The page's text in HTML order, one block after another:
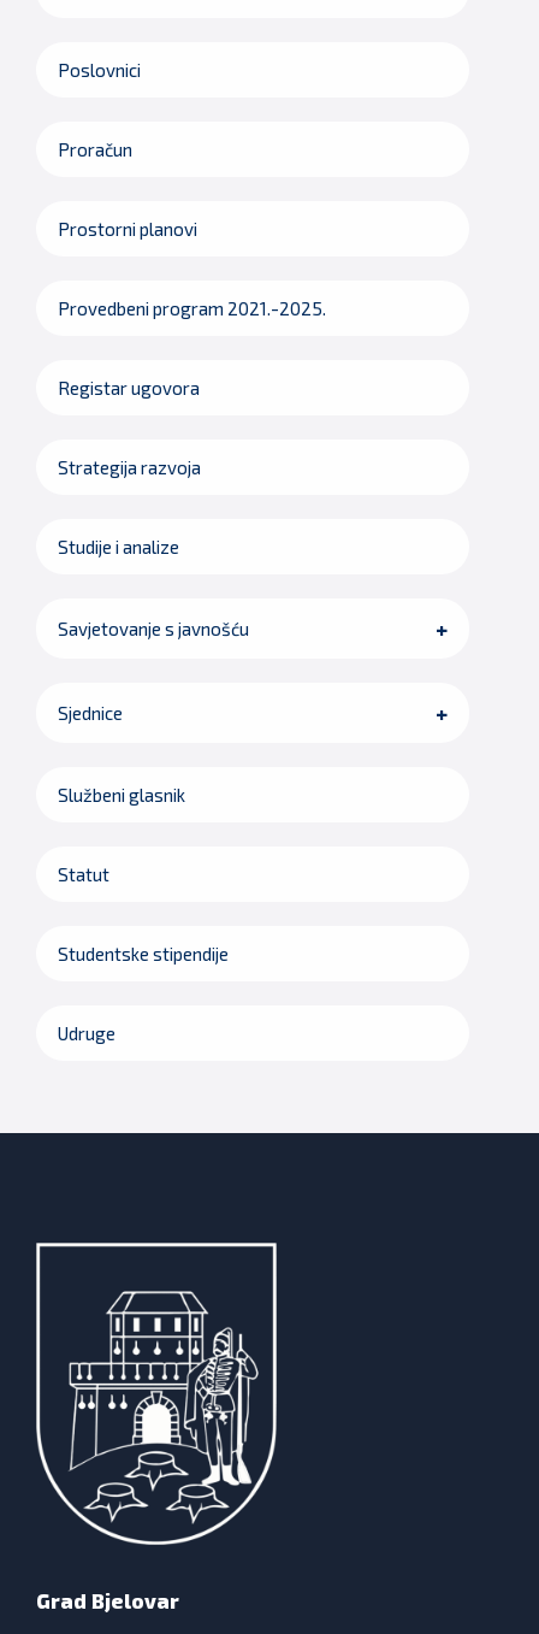
Poslovnici
Proračun
Prostorni planovi
Provedbeni program 2021.-2025.
Registar ugovora
Strategija razvoja
Studije i analize
Savjetovanje s javnošću
Sjednice
Službeni glasnik
Statut
Studentske stipendije
Udruge
Grad Bjelovar